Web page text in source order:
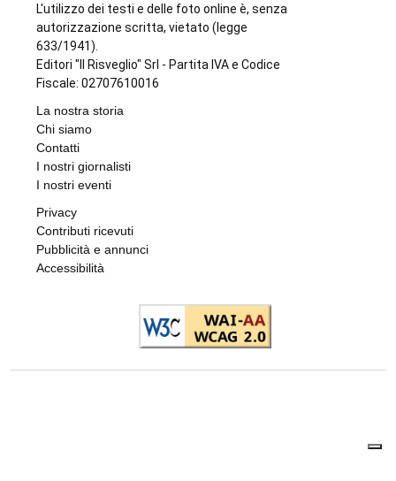
L'utilizzo dei testi e delle foto online è, senza
autorizzazione scritta, vietato (legge
633/1941).
Editori "Il Risveglio" Srl - Partita IVA e Codice
Fiscale: 02707610016
La nostra storia
Chi siamo
Contatti
I nostri giornalisti
I nostri eventi
Privacy
Contributi ricevuti
Pubblicità e annunci
Accessibilità